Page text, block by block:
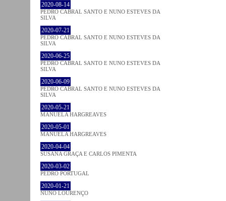
2020-08-14
PEDRO CABRAL SANTO E NUNO ESTEVES DA
SILVA
2020-07-21
PEDRO CABRAL SANTO E NUNO ESTEVES DA
SILVA
2020-06-25
PEDRO CABRAL SANTO E NUNO ESTEVES DA
SILVA
2020-06-09
PEDRO CABRAL SANTO E NUNO ESTEVES DA
SILVA
2020-05-21
MANUELA HARGREAVES
2020-05-01
MANUELA HARGREAVES
2020-04-04
SUSANA GRAÇA E CARLOS PIMENTA
2020-03-02
PEDRO PORTUGAL
2020-01-21
NUNO LOURENÇO